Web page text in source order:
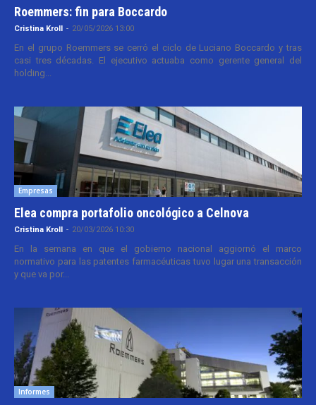
Roemmers: fin para Boccardo
Cristina Kroll - 20/05/2026 13:00
En el grupo Roemmers se cerró el ciclo de Luciano Boccardo y tras
casi tres décadas. El ejecutivo actuaba como gerente general del
holding...
Empresas
Elea compra portafolio oncológico a Celnova
Cristina Kroll - 20/03/2026 10:30
En la semana en que el gobierno nacional aggiornó el marco
normativo para las patentes farmacéuticas tuvo lugar una transacción
y que va por...
Informes